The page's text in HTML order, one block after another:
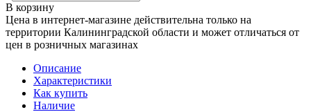
В корзину
Цена в интернет-магазине действительна только на
территории Калининградской области и может отличаться от
цен в розничных магазинах
Описание
Характеристики
Как купить
Наличие